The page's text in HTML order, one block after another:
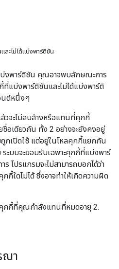
ะไม่ได้แบ่งพาร์ติชัน
บ่งพาร์ติชัน คุณอาจพบลักษณะการ
แบ่งพาร์ติชันและไม่ได้แบ่งพาร์ติ
นต์หนึ่งๆ
วจะไม่ลบล้างหรือแทนที่คุกกี้
อเดียวกัน ทั้ง 2 อย่างจะยังคงอยู่
กเปิดใช้ แต่อยู่ในโหลคุกกี้แยกกัน
ะบบจะยอมรับเฉพาะคุกกี้ที่แบ่งพาร์
โปรแกรมจะไม่สามารถบอกได้ว่า
กี้ใดไม่ได้ ซึ่งอาจทําให้เกิดความผิด
กกี้ที่คุณกำลังแทนที่หมดอายุ 2.
ณา